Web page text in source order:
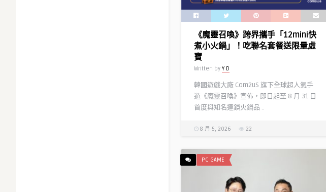
《魔靈召喚》跨界攜手「12mini快
煮小火鍋」！吃聯名套餐送限量虛
寶
Written by Y D
韓國遊戲大廠 Com2uS 旗下全球超人氣手
遊《魔靈召喚》宣佈，即日起至 8 月 31 日
首度與知名連鎖火鍋品 ..
8 月 5, 2026 22
PC GAME